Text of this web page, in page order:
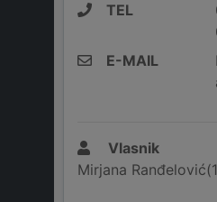
TEL
E-MAIL
Vlasnik
Mirjana